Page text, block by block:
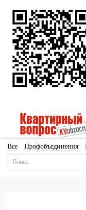
Все Профобъединения
Новостройки